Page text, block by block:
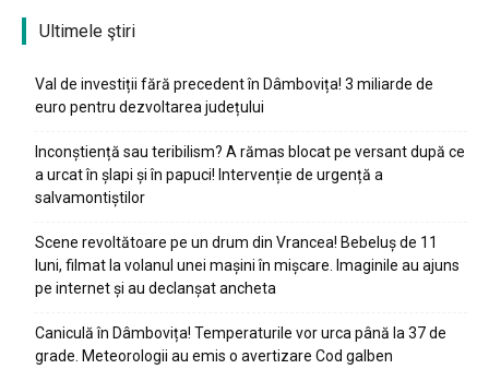
Ultimele ştiri
Val de investiții fără precedent în Dâmbovița! 3 miliarde de
euro pentru dezvoltarea județului
Inconștiență sau teribilism? A rămas blocat pe versant după ce
a urcat în șlapi și în papuci! Intervenție de urgență a
salvamontiștilor
Scene revoltătoare pe un drum din Vrancea! Bebeluș de 11
luni, filmat la volanul unei mașini în mișcare. Imaginile au ajuns
pe internet și au declanșat ancheta
Caniculă în Dâmbovița! Temperaturile vor urca până la 37 de
grade. Meteorologii au emis o avertizare Cod galben